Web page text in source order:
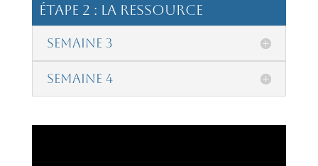
étape 2 : La Ressource
Semaine 3
Semaine 4